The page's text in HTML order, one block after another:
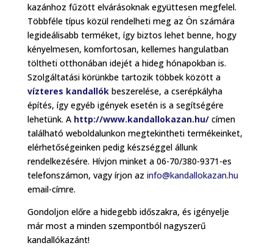
kazánhoz fűzött elvárásoknak együttesen megfelel.
Többféle típus közül rendelheti meg az Ön számára
legideálisabb terméket, így biztos lehet benne, hogy
kényelmesen, komfortosan, kellemes hangulatban
töltheti otthonában idejét a hideg hónapokban is.
Szolgáltatási körünkbe tartozik többek között a
vízteres kandallók beszerelése, a cserépkályha
építés, így egyéb igények esetén is a segítségére
lehetünk. A http://www.kandallokazan.hu/címen
található weboldalunkon megtekintheti termékeinket,
elérhetőségeinken pedig készséggel állunk
rendelkezésére. Hívjon minket a 06-70/380-9371-es
telefonszámon, vagy írjon az info@kandallokazan.hu
email-címre.
Gondoljon előre a hidegebb időszakra, és igényelje
már most a minden szempontból nagyszerű
kandallókazánt!